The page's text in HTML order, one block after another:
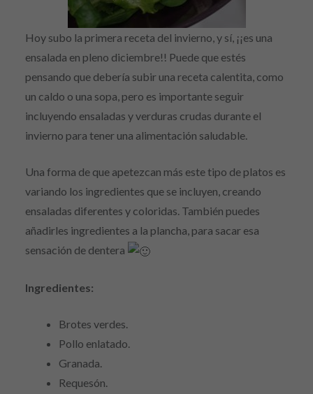
Hoy subo la primera receta del invierno, y sí, ¡¡es una
ensalada en pleno diciembre!! Puede que estés
pensando que debería subir una receta calentita, como
un caldo o una sopa, pero es importante seguir
incluyendo ensaladas y verduras crudas durante el
invierno para tener una alimentación saludable.
Una forma de que apetezcan más este tipo de platos es
variando los ingredientes que se incluyen, creando
ensaladas diferentes y coloridas. También puedes
añadirles ingredientes a la plancha, para sacar esa
sensación de dentera
Ingredientes:
Brotes verdes.
Pollo enlatado.
Granada.
Requesón.